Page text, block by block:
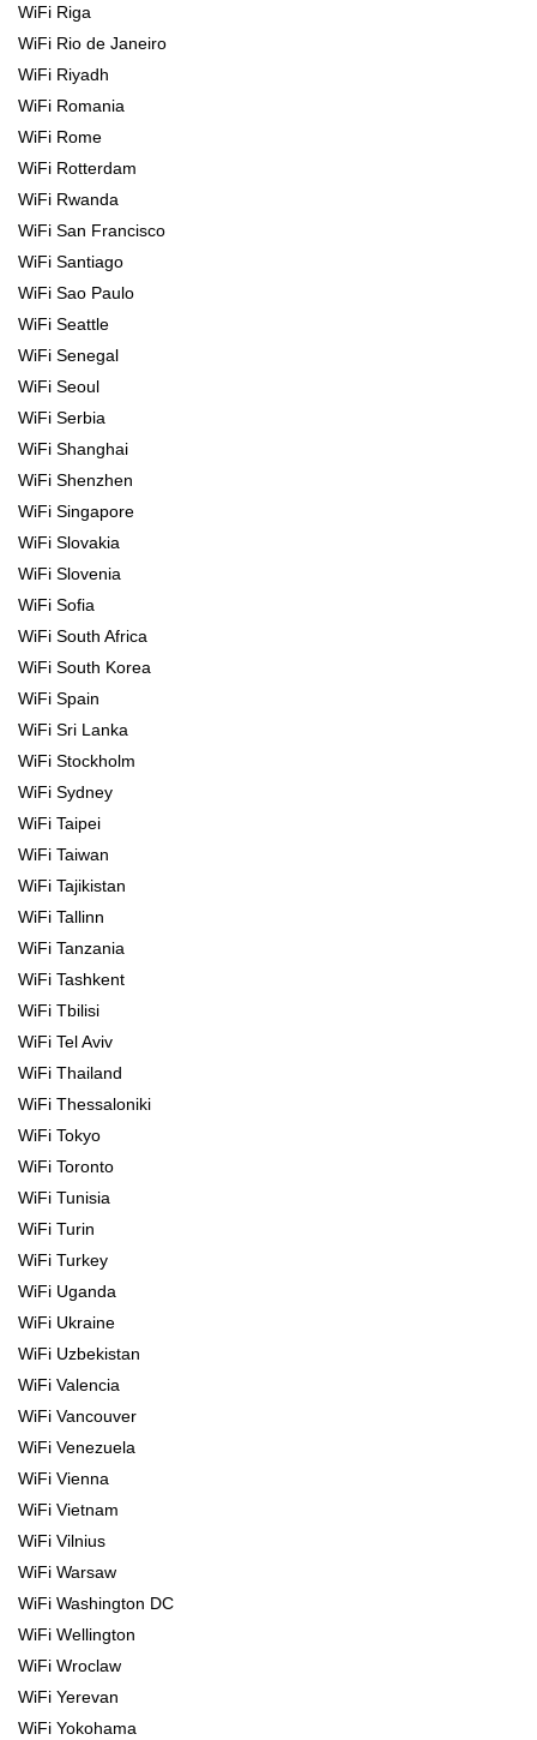
WiFi Riga
WiFi Rio de Janeiro
WiFi Riyadh
WiFi Romania
WiFi Rome
WiFi Rotterdam
WiFi Rwanda
WiFi San Francisco
WiFi Santiago
WiFi Sao Paulo
WiFi Seattle
WiFi Senegal
WiFi Seoul
WiFi Serbia
WiFi Shanghai
WiFi Shenzhen
WiFi Singapore
WiFi Slovakia
WiFi Slovenia
WiFi Sofia
WiFi South Africa
WiFi South Korea
WiFi Spain
WiFi Sri Lanka
WiFi Stockholm
WiFi Sydney
WiFi Taipei
WiFi Taiwan
WiFi Tajikistan
WiFi Tallinn
WiFi Tanzania
WiFi Tashkent
WiFi Tbilisi
WiFi Tel Aviv
WiFi Thailand
WiFi Thessaloniki
WiFi Tokyo
WiFi Toronto
WiFi Tunisia
WiFi Turin
WiFi Turkey
WiFi Uganda
WiFi Ukraine
WiFi Uzbekistan
WiFi Valencia
WiFi Vancouver
WiFi Venezuela
WiFi Vienna
WiFi Vietnam
WiFi Vilnius
WiFi Warsaw
WiFi Washington DC
WiFi Wellington
WiFi Wroclaw
WiFi Yerevan
WiFi Yokohama